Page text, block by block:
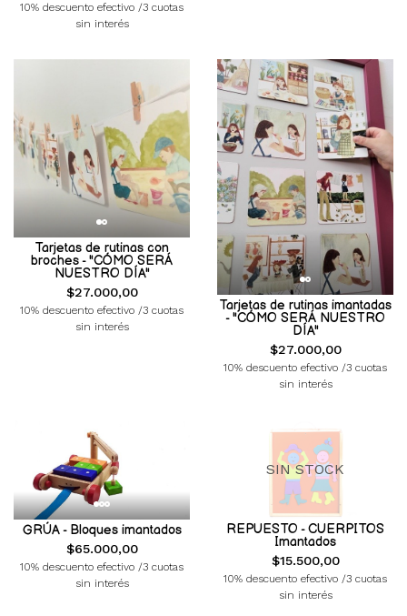
10% descuento efectivo /3 cuotas
sin interés
Tarjetas de rutinas con
broches - "CÓMO SERÁ
NUESTRO DÍA"
$27.000,00
10% descuento efectivo /3 cuotas
sin interés
Tarjetas de rutinas imantadas
- "CÓMO SERÁ NUESTRO
DÍA"
$27.000,00
10% descuento efectivo /3 cuotas
sin interés
GRÚA - Bloques imantados
$65.000,00
10% descuento efectivo /3 cuotas
sin interés
SIN STOCK
REPUESTO - CUERPITOS
Imantados
$15.500,00
10% descuento efectivo /3 cuotas
sin interés